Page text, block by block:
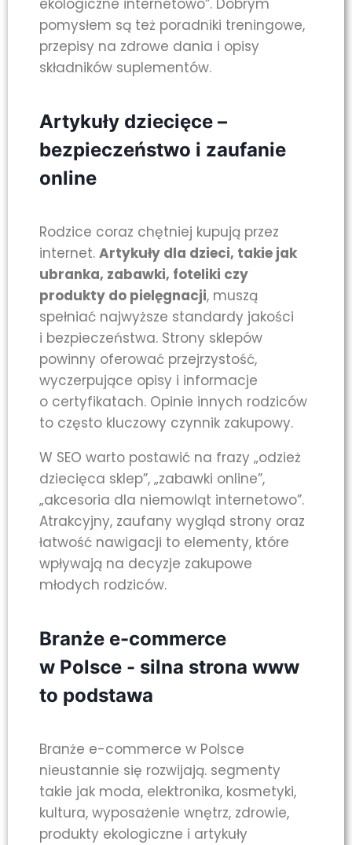
ekologiczne internetowo”. Dobrym
pomysłem są też poradniki treningowe,
przepisy na zdrowe dania i opisy
składników suplementów.
Artykuły dziecięce –
bezpieczeństwo i zaufanie
online
Rodzice coraz chętniej kupują przez
internet. Artykuły dla dzieci, takie jak
ubranka, zabawki, foteliki czy
produkty do pielęgnacji, muszą
spełniać najwyższe standardy jakości
i bezpieczeństwa. Strony sklepów
powinny oferować przejrzystość,
wyczerpujące opisy i informacje
o certyfikatach. Opinie innych rodziców
to często kluczowy czynnik zakupowy.
W SEO warto postawić na frazy „odzież
dziecięca sklep”, „zabawki online”,
„akcesoria dla niemowląt internetowo”.
Atrakcyjny, zaufany wygląd strony oraz
łatwość nawigacji to elementy, które
wpływają na decyzje zakupowe
młodych rodziców.
Branże e-commerce
w Polsce - silna strona www
to podstawa
Branże e-commerce w Polsce
nieustannie się rozwijają. segmenty
takie jak moda, elektronika, kosmetyki,
kultura, wyposażenie wnętrz, zdrowie,
produkty ekologiczne i artykuły